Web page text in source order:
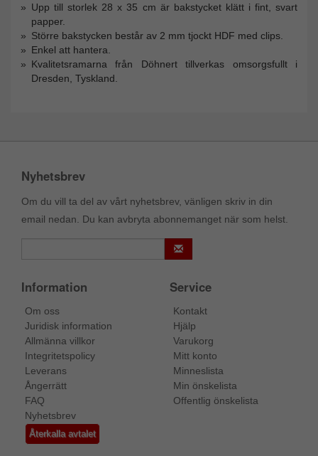
Upp till storlek 28 x 35 cm är bakstycket klätt i fint, svart
papper.
Större bakstycken består av 2 mm tjockt HDF med clips.
Enkel att hantera.
Kvalitetsramarna från Döhnert tillverkas omsorgsfullt i
Dresden, Tyskland.
Nyhetsbrev
Om du vill ta del av vårt nyhetsbrev, vänligen skriv in din
email nedan. Du kan avbryta abonnemanget när som helst.
Information
Om oss
Juridisk information
Allmänna villkor
Integritetspolicy
Leverans
Ångerrätt
FAQ
Nyhetsbrev
Återkalla avtalet
Service
Kontakt
Hjälp
Varukorg
Mitt konto
Minneslista
Min önskelista
Offentlig önskelista